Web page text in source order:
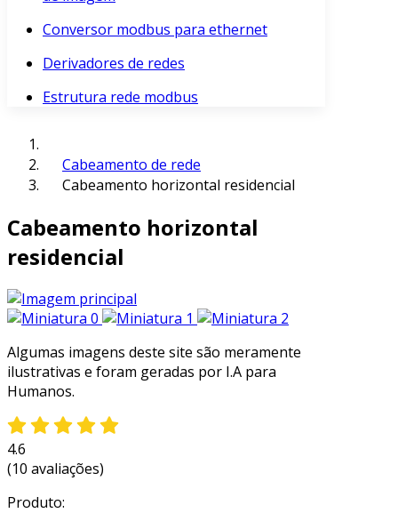
Conversor modbus para ethernet
Derivadores de redes
Estrutura rede modbus
Cabeamento de rede
Cabeamento horizontal residencial
Cabeamento horizontal
residencial
Algumas imagens deste site são meramente
ilustrativas e foram geradas por I.A para
Humanos.
4.6
(10 avaliações)
Produto: